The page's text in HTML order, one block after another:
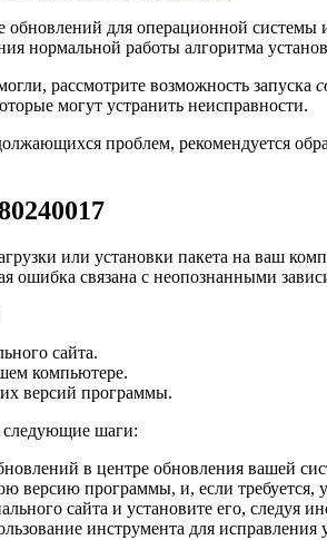
для операционной
нормальной работы алгоритма
рассмотрите возможность запуска
могут устранить неисправности.
проблем, рекомендуется
или установки пакета на ваш
ошибка связана с неопознанными
сайта.
компьютере.
версий программы.
следующие шаги:
в центре обновления вашей
версию программы, и, если требуется,
сайта и установите его, следуя
инструмента для